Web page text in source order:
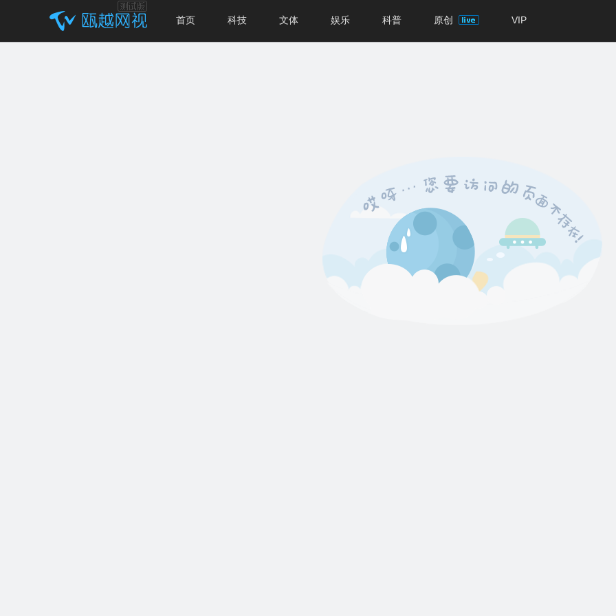
首页 科技 文体 娱乐 科普 原创 VIP